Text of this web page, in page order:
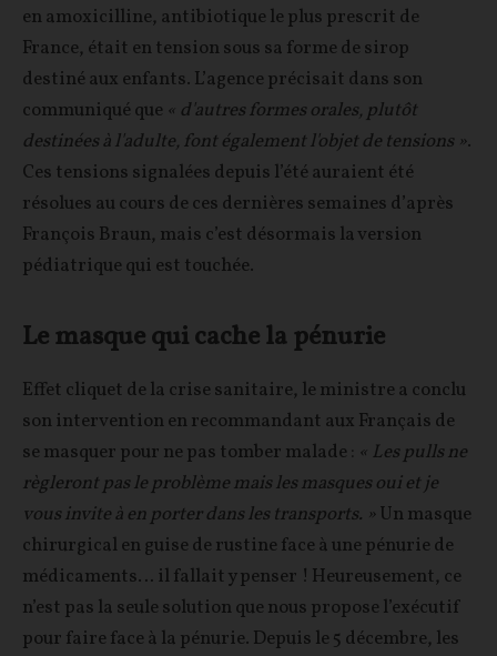
en amoxicilline, antibiotique le plus prescrit de
France, était en tension sous sa forme de sirop
destiné aux enfants. L’agence précisait dans son
communiqué que « d'autres formes orales, plutôt
destinées à l'adulte, font également l'objet de tensions ».
Ces tensions signalées depuis l’été auraient été
résolues au cours de ces dernières semaines d’après
François Braun, mais c’est désormais la version
pédiatrique qui est touchée.
Le masque qui cache la pénurie
Effet cliquet de la crise sanitaire, le ministre a conclu
son intervention en recommandant aux Français de
se masquer pour ne pas tomber malade : « Les pulls ne
règleront pas le problème mais les masques oui et je
vous invite à en porter dans les transports. »Un masque
chirurgical en guise de rustine face à une pénurie de
médicaments… il fallait y penser ! Heureusement, ce
n’est pas la seule solution que nous propose l’exécutif
pour faire face à la pénurie. Depuis le 5 décembre, les